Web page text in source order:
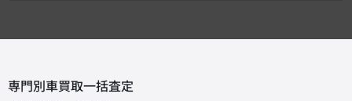
専門別車買取一括査定